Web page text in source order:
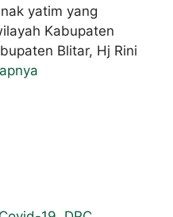
yatim yang
Kabupaten
Blitar, Hj Rini